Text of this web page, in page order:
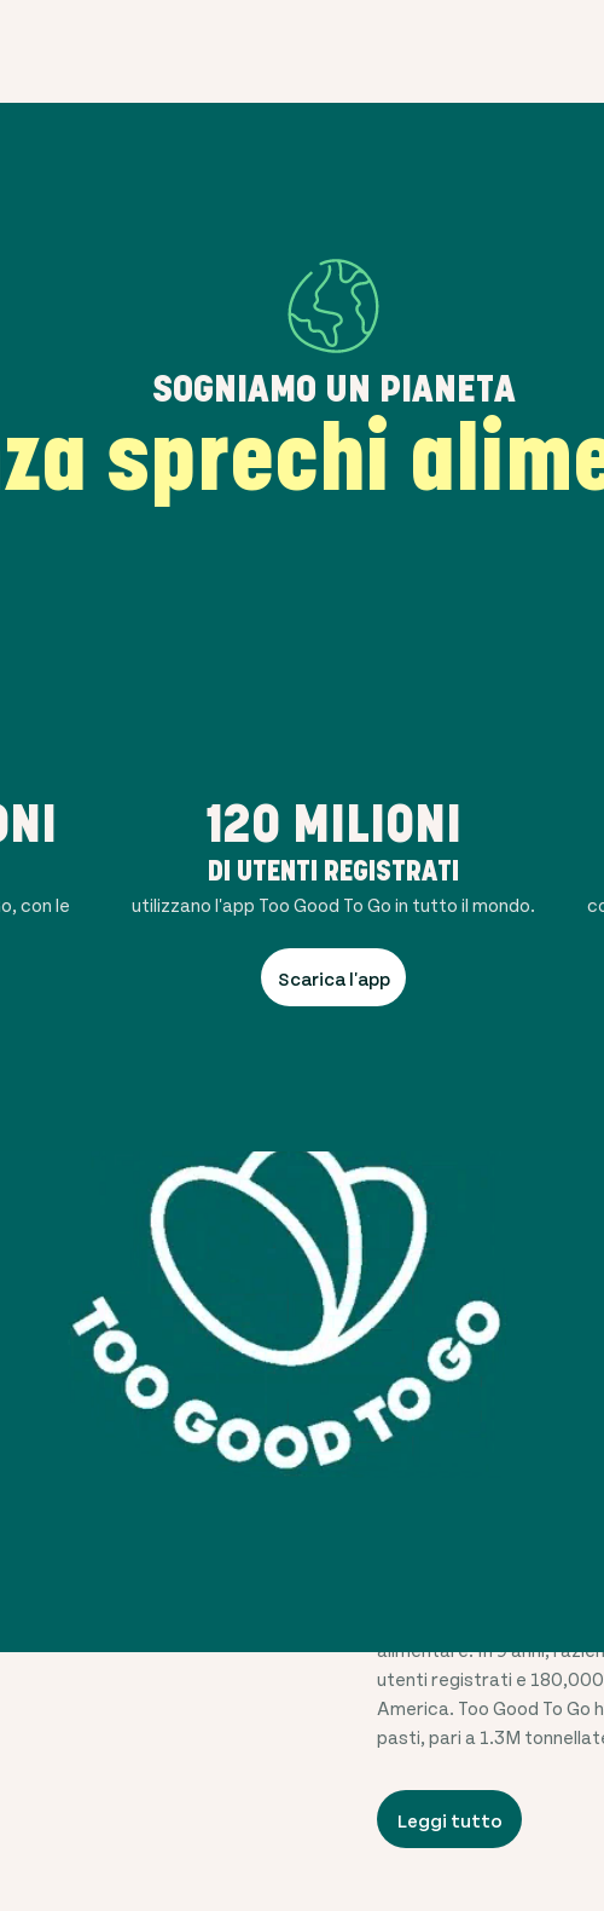
SOGNIAMO UN PIANETA
sprechi
con le
120 MILIONI
DI UTENTI REGISTRATI
utilizzano l'app Too Good To Go in tutto il mondo.
Scarica l'app
LA
Too Good To Go è stata
alimentare. In 9 anni,
utenti registrati e 180,000
America. Too Good To
pasti, pari a 1.3M
Leggi tutto